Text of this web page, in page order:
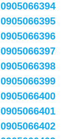
0905066394
0905066395
0905066396
0905066397
0905066398
0905066399
0905066400
0905066401
0905066402